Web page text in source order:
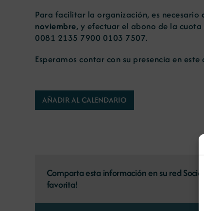
Para facilitar la organización, es necesario
noviembre, y efectuar el abono de la cuota
0081 2135 7900 0103 7507.
Esperamos contar con su presencia en
AÑADIR AL CALENDARIO
Comparta esta información en su red Social
favorita!